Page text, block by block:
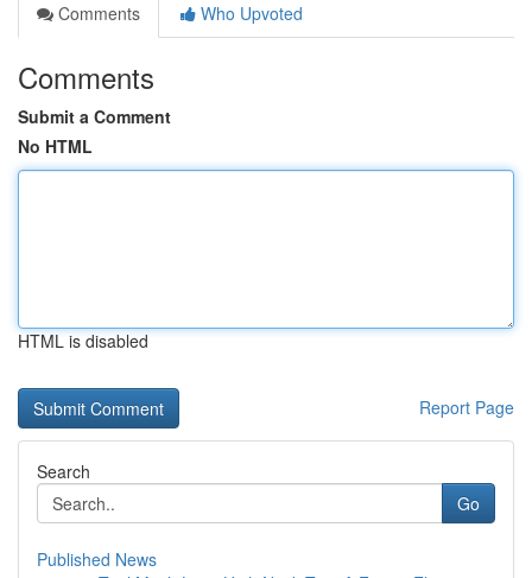
Comments
Who Upvoted
Comments
Submit a Comment
No HTML
HTML is disabled
Report Page
Search
Go
Published News